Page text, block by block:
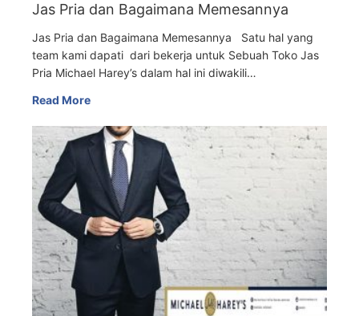
Jas Pria dan Bagaimana Memesannya
Jas Pria dan Bagaimana Memesannya Satu hal yang
team kami dapati dari bekerja untuk Sebuah Toko Jas
Pria Michael Harey’s dalam hal ini diwakili…
Read More